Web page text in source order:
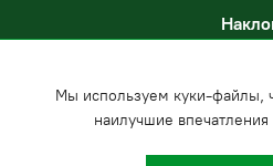
Мы используем куки-файлы,
наилучшие